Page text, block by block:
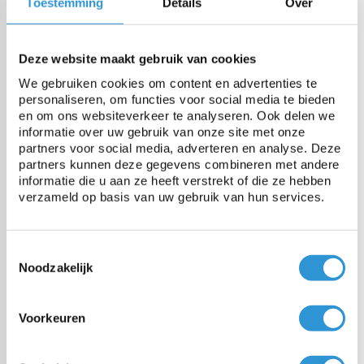
Deze website maakt gebruik van cookies
We gebruiken cookies om content en advertenties te
personaliseren, om functies voor social media te bieden
en om ons websiteverkeer te analyseren. Ook delen we
informatie over uw gebruik van onze site met onze
partners voor social media, adverteren en analyse. Deze
partners kunnen deze gegevens combineren met andere
informatie die u aan ze heeft verstrekt of die ze hebben
verzameld op basis van uw gebruik van hun services.
Noodzakelijk
Voorkeuren
Résistance à la rupture 2500 N/5cm
Résistance à la déchirure 250N
Résistance à la temperature -30 tot +70°C
Start chat
Voordelen